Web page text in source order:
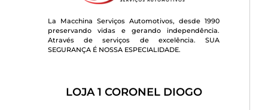
La Macchina Serviços Automotivos, desde 1990
preservando vidas e gerando independência.
Através de serviços de excelência. SUA
SEGURANÇA É NOSSA ESPECIALIDADE.
LOJA 1 CORONEL DIOGO